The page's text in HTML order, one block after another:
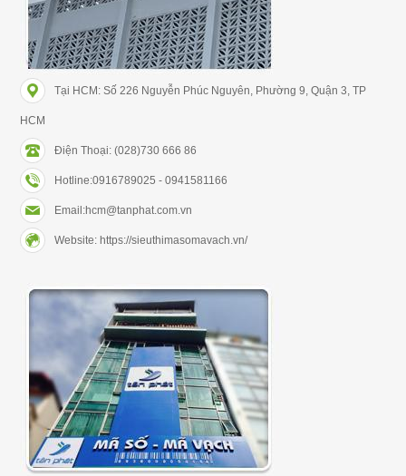
Tại HCM: Số 226 Nguyễn Phúc Nguyên, Phường 9, Quận 3, TP
HCM
Điện Thoại: (028)730 666 86
Hotline:0916789025 - 0941581166
Email:hcm@tanphat.com.vn
Website: https://sieuthimasomavach.vn/